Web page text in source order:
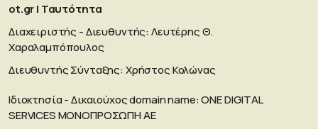
ot.gr | Ταυτότητα
Διαχειριστής - Διευθυντής: Λευτέρης Θ.
Χαραλαμπόπουλος
Διευθυντής Σύνταξης: Χρήστος Κολώνας
Ιδιοκτησία - Δικαιούχος domain name: ΟΝΕ DIGITAL
SERVICES MONOΠΡΟΣΩΠΗ ΑΕ